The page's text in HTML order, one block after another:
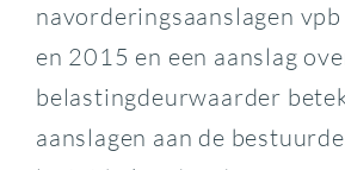
navorderingsaanslagen
en 2015 en een aanslag
belastingdeurwaarder
aanslagen aan de